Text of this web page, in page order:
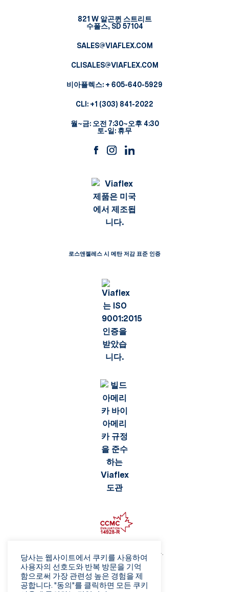
821 W 알곤퀸 스트리트
수폴스, SD 57104
SALES@VIAFLEX.COM
CLISALES@VIAFLEX.COM
비아플렉스: + 605-640-5929
CLI: +1 (303) 841-2022
월~금: 오전 7:30~오후 4:30
토-일: 휴무
로스앤젤레스 시 메탄 저감 표준 인증
©2026 Viaflex. 모든 권리 보유.
개인정보 보호정책
이용 약관
사기 주의보
당사는 웹사이트에서 쿠키를 사용하여
사용자의 선호도와 반복 방문을 기억
함으로써 가장 관련성 높은 경험을 제
공합니다. "동의"를 클릭하면 모든 쿠키